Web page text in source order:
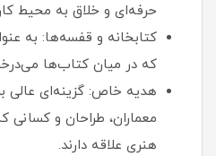
حرفه‌ای و خلاق به محیط
کتابخانه و قفسه‌ها: به
که در میان کتاب‌ها
هدیه خاص: گزینه‌ای عالی
معماران، طراحان و
هنری علاقه دارند.